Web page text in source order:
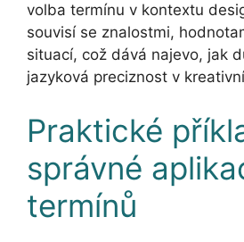
volba termínu v kontextu
souvisí se znalostmi,
situací, což dává najevo, jak
jazyková preciznost v
Praktické
správné
termínů